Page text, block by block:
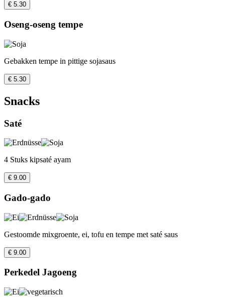
€ 5.30
Oseng-oseng tempe
Gebakken tempe in pittige sojasaus
€ 5.30
Snacks
Saté
4 Stuks kipsaté ayam
€ 9.00
Gado-gado
Gestoomde mixgroente, ei, tofu en tempe met saté saus
€ 9.00
Perkedel Jagoeng